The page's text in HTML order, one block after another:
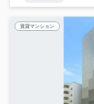
賃貸マンション